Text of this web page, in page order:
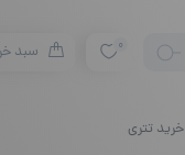
0 سبد
خرید تتری